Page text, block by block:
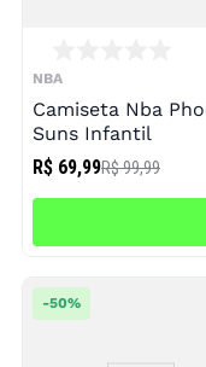
NBA
Camiseta Nba
Suns Infantil
R$ 69,99R$ 99,99
-50%